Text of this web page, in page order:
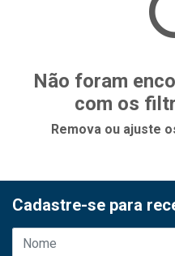
Não foram
com os
Remova ou ajuste
Cadastre-se para